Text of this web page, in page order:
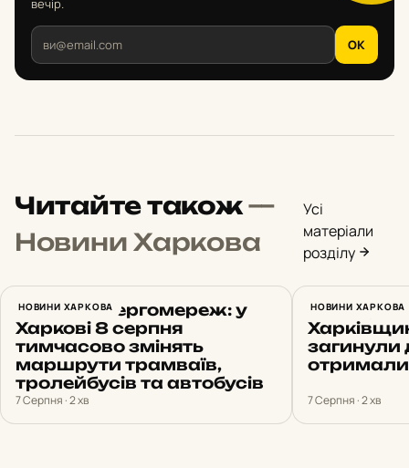
вечір.
OK
Читайте також—
Новини Харкова
Усі
матеріали
розділу
НОВИНИ ХАРКОВА
Ремонт енергомереж: у
Харкові 8 серпня
тимчасово змінять
маршрути трамваїв,
тролейбусів та автобусів
7 Серпня · 2 хв
НОВИНИ ХАРКОВА
загинули
7 Серпня · 2 хв